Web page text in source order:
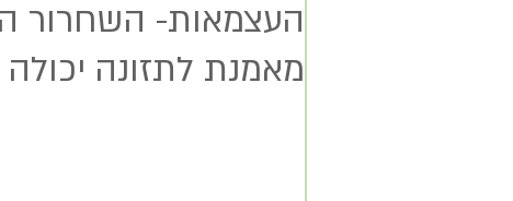
העצמאות- השחרור
מאמנת לתזונה